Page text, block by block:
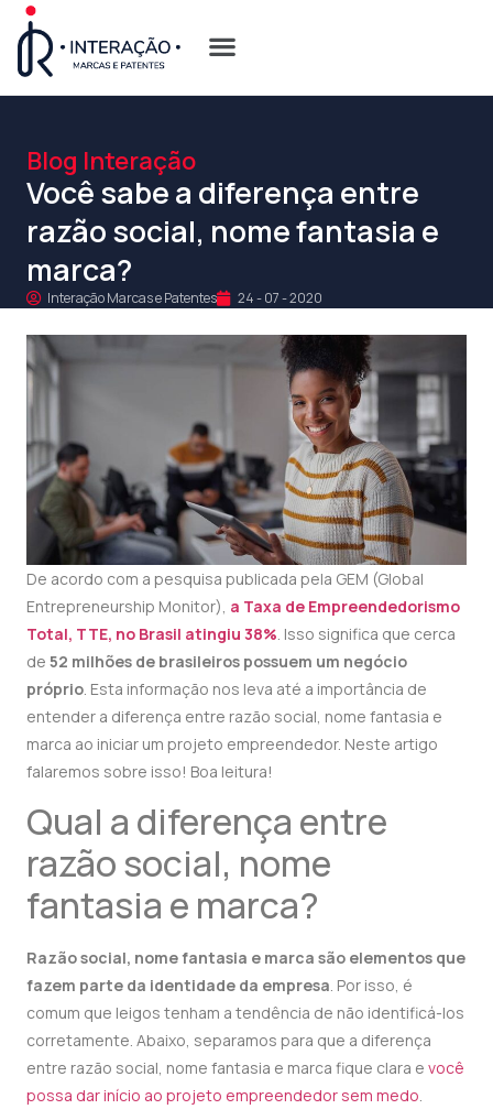
Blog Interação
Você sabe a diferença entre
razão social, nome fantasia e
marca?
Interação Marcas e Patentes 24 - 07 - 2020
De acordo com a pesquisa publicada pela GEM (Global
Entrepreneurship Monitor), a Taxa de Empreendedorismo
Total, TTE, no Brasil atingiu 38% . Isso significa que cerca
de 52 milhões de brasileiros possuem um negócio
próprio . Esta informação nos leva até a importância de
entender a diferença entre razão social, nome fantasia e
marca ao iniciar um projeto empreendedor. Neste artigo
falaremos sobre isso! Boa leitura!
Qual a diferença entre
razão social, nome
fantasia e marca?
Razão social, nome fantasia e marca são elementos que
fazem parte da identidade da empresa. Por isso, é
comum que leigos tenham a tendência de não identificá-los
corretamente. Abaixo, separamos para que a diferença
entre razão social, nome fantasia e marca fique clara e você
possa dar início ao projeto empreendedor sem medo.